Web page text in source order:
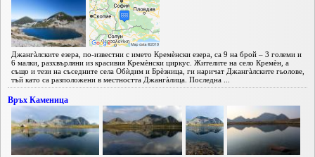
Джангàлските езера, по-известни с името Кремèнски езера, са 9 на брой – 3 големи и
6 малки, разхвърляни из красивия Кремèнски циркус. Жителите на село Кремèн, а
също и тези на съседните села Обѝдим и Брèзница, ги наричат Джангàлските гьолове,
тъй като са разположени в местността Джангàлица. Последна ...
Връх Каменица